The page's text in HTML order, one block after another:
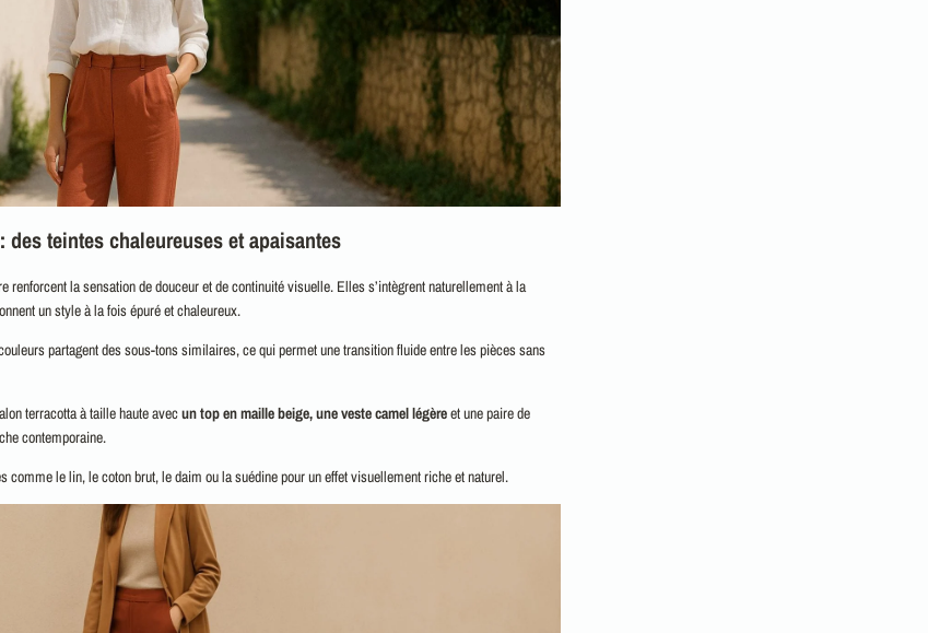
des teintes chaleureuses et apaisantes
renforcent la sensation de douceur et de continuité visuelle. Elles s’intègrent naturellement à la
un style à la fois épuré et chaleureux.
partagent des sous-tons similaires, ce qui permet une transition fluide entre les pièces sans
terracotta à taille haute avecun top en maille beige,une veste camel légèreet une paire de
contemporaine.
comme le lin, le coton brut, le daim ou la suédine pour un effet visuellement riche et naturel.